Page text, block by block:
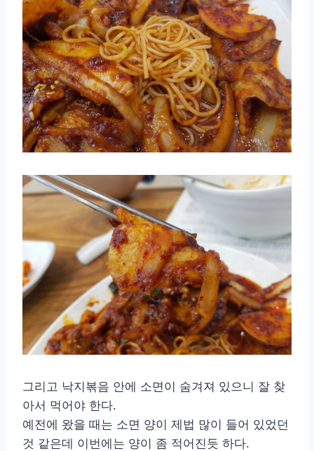
그리고 낙지볶음 안에 소면이 숨겨져 있으니 잘 찾
아서 먹어야 한다.
예전에 왔을 때는 소면 양이 제법 많이 들어 있었던
것 같은데 이번에는 양이 좀 적어진듯 하다.